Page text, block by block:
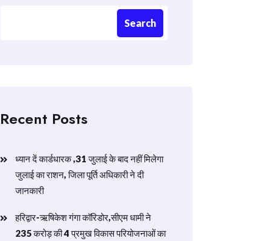
Search
Recent Posts
ध्यान दें कार्डधारक ,31 जुलाई के बाद नहीं मिलेगा
जुलाई का राशन, जिला पूर्ति अधिकारी ने दी
जानकारी
हरिद्वार-ऋषिकेश गंगा कॉरिडोर,सीएम धामी ने
235 करोड़ की 4 प्रमुख विकास परियोजनाओं का